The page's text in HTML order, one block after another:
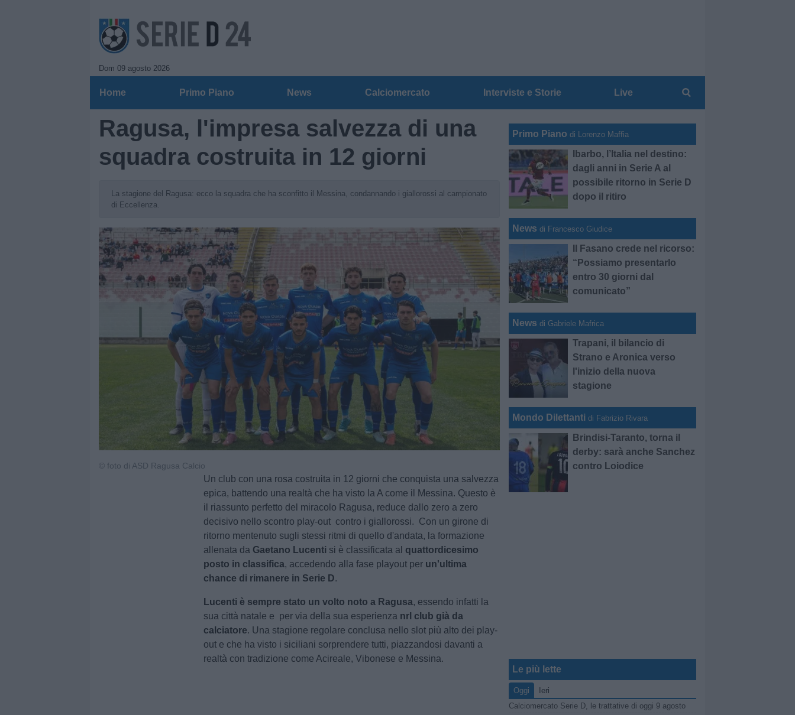
Dom 09 agosto 2026
Home Primo Piano News Calciomercato Interviste e Storie Live
Ragusa, l'impresa salvezza di una
squadra costruita in 12 giorni
La stagione del Ragusa: ecco la squadra che ha sconfitto il Messina, condannando i giallorossi al campionato
di Eccellenza.
© foto di ASD Ragusa Calcio
Un club con una rosa costruita in 12 giorni che conquista una salvezza
epica, battendo una realtà che ha visto la A come il Messina. Questo è
il riassunto perfetto del miracolo Ragusa, reduce dallo zero a zero
decisivo nello scontro play-out contro i giallorossi. Con un girone di
ritorno mentenuto sugli stessi ritmi di quello d'andata, la formazione
allenata da Gaetano Lucenti si è classificata al quattordicesimo
posto in classifica, accedendo alla fase playout per un'ultima
chance di rimanere in Serie D.
Lucenti è sempre stato un volto noto a Ragusa, essendo infatti la
sua città natale e per via della sua esperienza nrl club già da
calciatore. Una stagione regolare conclusa nello slot più alto dei play-
out e che ha visto i siciliani sorprendere tutti, piazzandosi davanti a
realtà con tradizione come Acireale, Vibonese e Messina.
Primo Piano di Lorenzo Maffia
Ibarbo, l’Italia nel destino:
dagli anni in Serie A al
possibile ritorno in Serie D
dopo il ritiro
News di Francesco Giudice
Il Fasano crede nel ricorso:
“Possiamo presentarlo
entro 30 giorni dal
comunicato”
News di Gabriele Mafrica
Trapani, il bilancio di
Strano e Aronica verso
l'inizio della nuova
stagione
Mondo Dilettanti di Fabrizio Rivara
Brindisi-Taranto, torna il
derby: sarà anche Sanchez
contro Loiodice
Le più lette
Oggi
Ieri
Calciomercato Serie D, le trattative di oggi 9 agosto